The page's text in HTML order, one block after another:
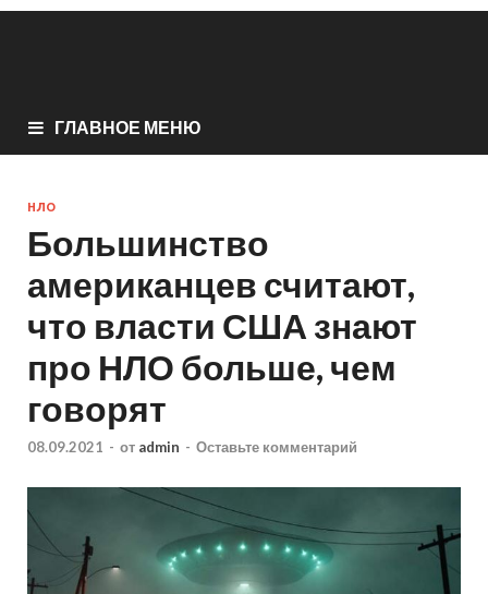
ГЛАВНОЕ МЕНЮ
НЛО
Большинство
американцев считают,
что власти США знают
про НЛО больше, чем
говорят
08.09.2021 - от admin - Оставьте комментарий